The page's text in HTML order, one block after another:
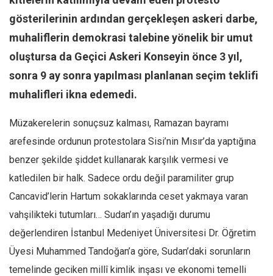
Yvonne Ridley
Barış Tarımcıoğlu
Ömer Kayani
Yusuf Armağan
Hasanali Yıldırım
Selçuk Türkyılmaz
Mehmet Ali Tekin
Abir E. Nahas
Amina S. Jenenkovic
Bağdagül Öz
Esra Elönü
» Yazar arşivi
gösterilerinin ardından gerçekleşen askeri darbe,
muhaliflerin demokrasi talebine yönelik bir umut
oluştursa da Geçici Askeri Konseyin önce 3 yıl,
sonra 9 ay sonra yapılması planlanan seçim teklifi
muhalifleri ikna edemedi.
Müzakerelerin sonuçsuz kalması, Ramazan bayramı
arefesinde ordunun protestolara Sisi’nin Mısır’da yaptığına
benzer şekilde şiddet kullanarak karşılık vermesi ve
katledilen bir halk. Sadece ordu değil paramiliter grup
Cancavid’lerin Hartum sokaklarında ceset yakmaya varan
vahşilikteki tutumları… Sudan’ın yaşadığı durumu
değerlendiren İstanbul Medeniyet Üniversitesi Dr. Öğretim
Üyesi Muhammed Tandoğan’a göre, Sudan’daki sorunların
temelinde geciken millî kimlik inşası ve ekonomi temelli